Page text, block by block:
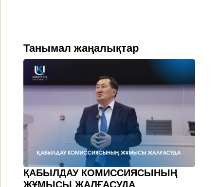
Танымал жаңалықтар
ҚАБЫЛДАУ КОМИССИЯСЫНЫҢ
ЖҰМЫСЫ ЖАЛҒАСУДА